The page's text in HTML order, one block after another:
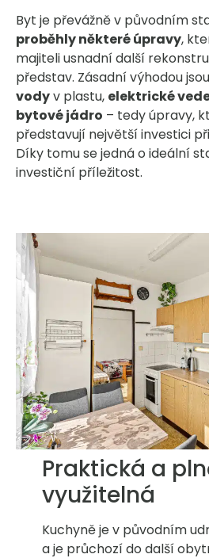
Byt je převážně v původním
proběhly některé úpravy,
majiteli usnadní další
představ. Zásadní výhodou jsou
vodyv plastu, elektrické
bytové jádro – tedy úpravy,
představují největší investici
Díky tomu se jedná o ideální
investiční příležitost.
Praktická a
využitelná
Kuchyně je v původním
a je průchozí do další